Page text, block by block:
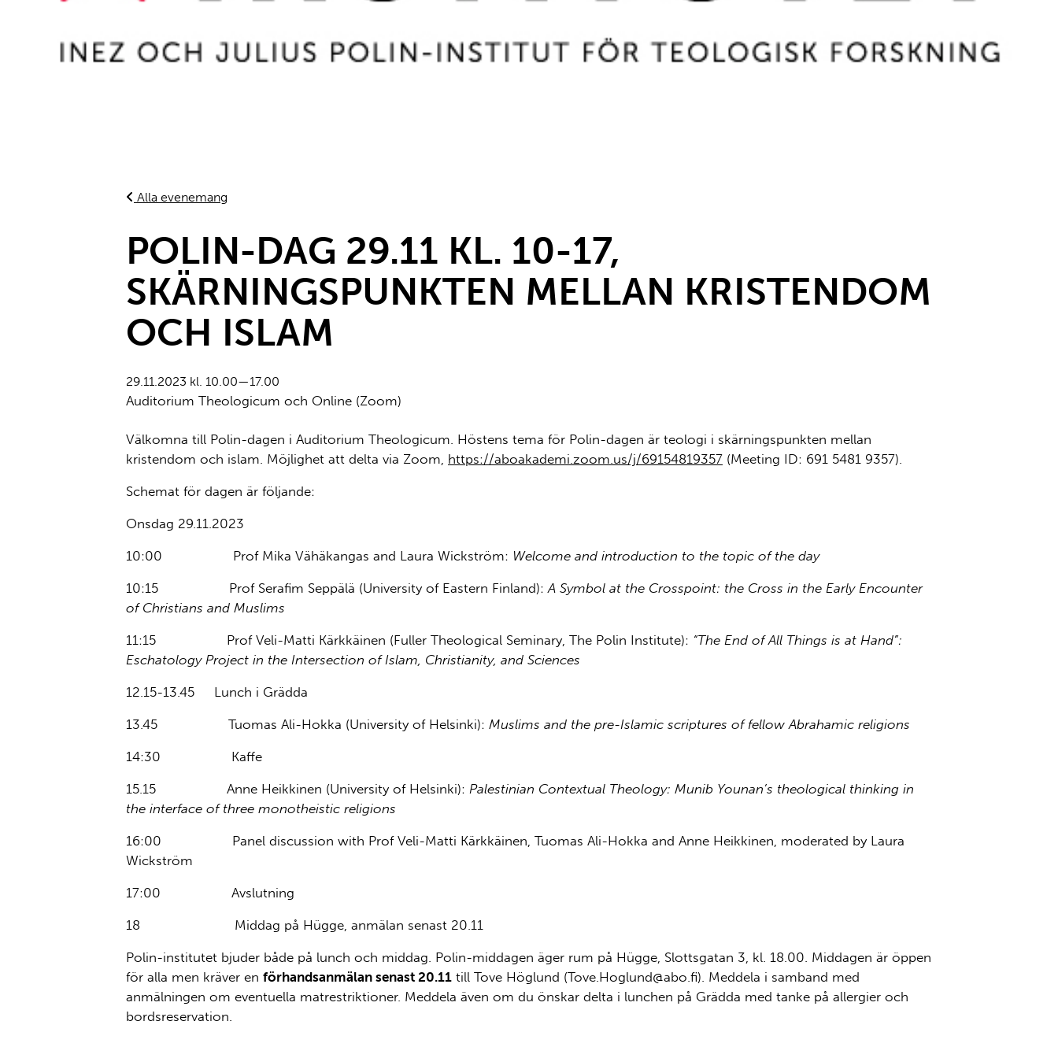
Alla evenemang
POLIN-DAG 29.11 KL. 10-17,
SKÄRNINGSPUNKTEN MELLAN KRISTENDOM
OCH ISLAM
29.11.2023 kl. 10.00—17.00
Auditorium Theologicum och Online (Zoom)
Välkomna till Polin-dagen i Auditorium Theologicum. Höstens tema för Polin-dagen är teologi i skärningspunkten mellan
kristendom och islam. Möjlighet att delta via Zoom, https://aboakademi.zoom.us/j/69154819357 (Meeting ID: 691 5481 9357).
Schemat för dagen är följande:
Onsdag 29.11.2023
10:00 Prof Mika Vähäkangas and Laura Wickström: Welcome and introduction to the topic of the day
10:15 Prof Serafim Seppälä (University of Eastern Finland):A Symbol at the Crosspoint: the Cross in the Early Encounter
of Christians and Muslims
11:15 Prof Veli-Matti Kärkkäinen (Fuller Theological Seminary, The Polin Institute): “The End of All Things is at Hand”:
Eschatology Project in the Intersection of Islam, Christianity, and Sciences
12.15-13.45 Lunch i Grädda
13.45 Tuomas Ali-Hokka (University of Helsinki): Muslims and the pre-Islamic scriptures of fellow Abrahamic religions
14:30 Kaffe
15.15 Anne Heikkinen (University of Helsinki): Palestinian Contextual Theology: Munib Younan’s theological thinking in
the interface of three monotheistic religions
16:00 Panel discussion with Prof Veli-Matti Kärkkäinen, Tuomas Ali-Hokka and Anne Heikkinen, moderated by Laura
Wickström
17:00 Avslutning
18 Middag på Hügge, anmälan senast 20.11
Polin-institutet bjuder både på lunch och middag. Polin-middagen äger rum på Hügge, Slottsgatan 3, kl. 18.00. Middagen är öppen
för alla men kräver en förhandsanmälan senast 20.11 till Tove Höglund (Tove.Hoglund@abo.fi). Meddela i samband med
anmälningen om eventuella matrestriktioner. Meddela även om du önskar delta i lunchen på Grädda med tanke på allergier och
bordsreservation.